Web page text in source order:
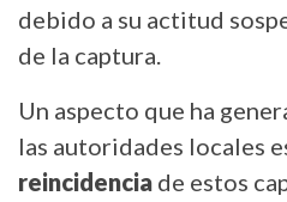
debido a su actitud
de la captura.
Un aspecto que ha
las autoridades locales
reincidencia de estos